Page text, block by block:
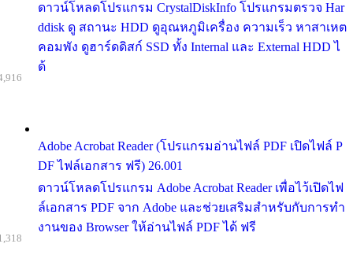
ดาวน์โหลดโปรแกรม CrystalDiskInfo โปรแกรมตรวจ Har
ddisk ดู สถานะ HDD ดูอุณหภูมิเครื่อง ความเร็ว หาสาเหต
คอมพัง ดูฮาร์ดดิสก์ SSD ทั้ง Internal และ External HDD ไ
ด้
Adobe Acrobat Reader (โปรแกรมอ่านไฟล์ PDF เปิดไฟล์ P
DF ไฟล์เอกสาร ฟรี) 26.001
ดาวน์โหลดโปรแกรม Adobe Acrobat Reader เพื่อไว้เปิดไฟ
ล์เอกสาร PDF จาก Adobe และช่วยเสริมสำหรับกับการทำ
งานของ Browser ให้อ่านไฟล์ PDF ได้ ฟรี